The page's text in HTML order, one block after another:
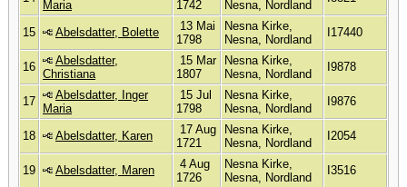
Maria
1742
Nesna, Nordland
15 Abelsdatter, Bolette
13 Mai
1798
Nesna Kirke,
Nesna, Nordland
I17440
16
Abelsdatter,
Christiana
15 Mar
1807
Nesna Kirke,
Nesna, Nordland
I9878
17
Abelsdatter, Inger
Maria
15 Jul
1798
Nesna Kirke,
Nesna, Nordland
I9876
18 Abelsdatter, Karen
17 Aug
1721
Nesna Kirke,
Nesna, Nordland
I2054
19 Abelsdatter, Maren
4 Aug
1726
Nesna Kirke,
Nesna, Nordland
I3516